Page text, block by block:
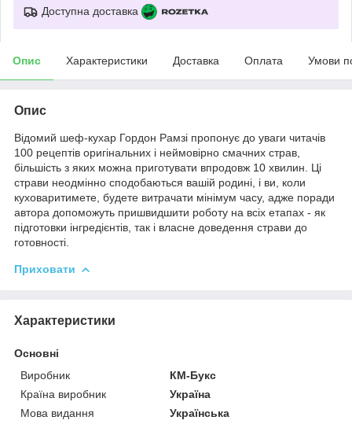
Доступна доставка
Опис Характеристики Доставка Оплата Умови
Опис
Відомий шеф-кухар Гордон Рамзі пропонує до уваги читачів
100 рецептів оригінальних і неймовірно смачних страв,
більшість з яких можна приготувати впродовж 10 хвилин. Ці
страви неодмінно сподобаються вашій родині, і ви, коли
куховаритимете, будете витрачати мінімум часу, адже поради
автора допоможуть пришвидшити роботу на всіх етапах - як
підготовки інгредієнтів, так і власне доведення страви до
готовності.
Приховати
Характеристики
Основні
Виробник
КМ-Букс
Країна виробник
Україна
Мова видання
Українська